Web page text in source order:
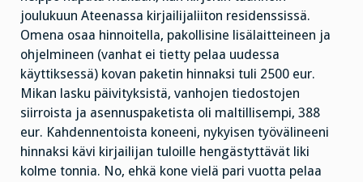
joulukuun Ateenassa kirjailijaliiton residenssissä.
Omena osaa hinnoitella, pakollisine lisälaitteineen ja
ohjelmineen (vanhat ei tietty pelaa uudessa
käyttiksessä) kovan paketin hinnaksi tuli 2500 eur.
Mikan lasku päivityksistä, vanhojen tiedostojen
siirroista ja asennuspaketista oli maltillisempi, 388
eur. Kahdennentoista koneeni, nykyisen työvälineeni
hinnaksi kävi kirjailijan tuloille hengästyttävät liki
kolme tonnia. No, ehkä kone vielä pari vuotta pelaa